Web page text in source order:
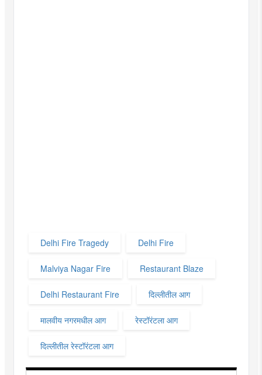
Delhi Fire Tragedy Delhi Fire
Malviya Nagar Fire Restaurant Blaze
Delhi Restaurant Fire दिल्लीतील आग
मालवीय नगरमधील आग रेस्टॉरंटला आग
दिल्लीतील रेस्टॉरंटला आग